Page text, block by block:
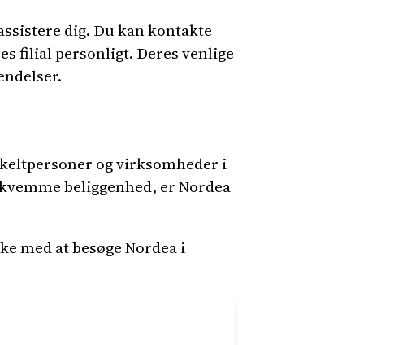
dig. Du kan kontakte
filial personligt. Deres venlige
og virksomheder i
beliggenhed, er Nordea
med at besøge Nordea i